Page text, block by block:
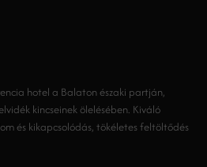
hotel a Balaton északi partján,
kincseinek ölelésében. Kiváló
és kikapcsolódás, tökéletes feltöltődés